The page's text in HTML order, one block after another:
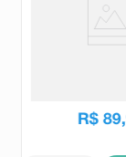
R$ 89,